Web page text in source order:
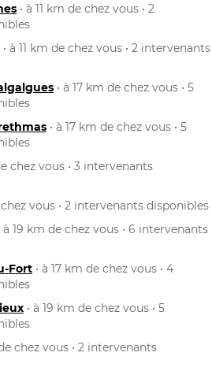
• à 11 km de chez vous • 2
• à 11 km de chez vous • 2 intervenants
• à 17 km de chez vous • 5
• à 17 km de chez vous • 5
chez vous • 3 intervenants
chez vous • 2 intervenants disponibles
à 19 km de chez vous • 6 intervenants
Fort • à 17 km de chez vous • 4
• à 19 km de chez vous • 5
chez vous • 2 intervenants